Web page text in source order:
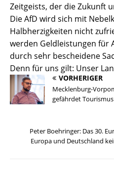
Zeitgeists, der die Zukunft
Die AfD wird sich mit
Halbherzigkeiten nicht
werden Geldleistungen für
durch sehr bescheidene
Denn für uns gilt: Unser
VORHERIGER
Mecklenburg-
gefährdet Tourismus
Peter Boehringer: Das 30.
Europa und Deutschland